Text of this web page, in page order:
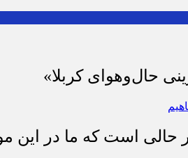
حال‌وهوای کربلا»
حالی است که ما در این